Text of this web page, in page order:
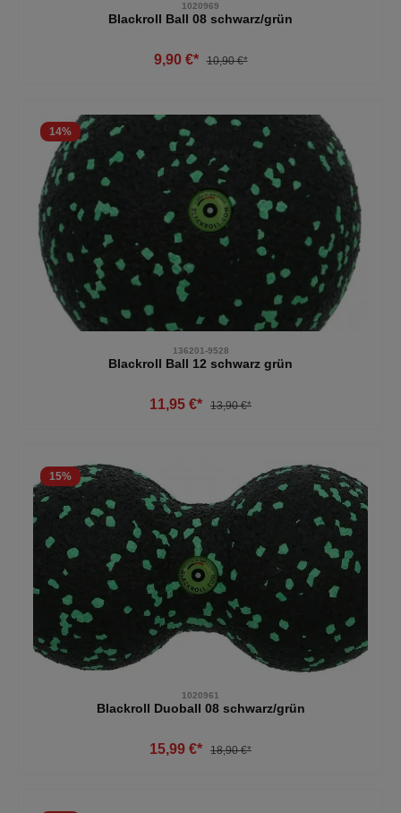
1020969
Blackroll Ball 08 schwarz/grün
9,90 €* 10,90 €*
14%
136201-9528
Blackroll Ball 12 schwarz grün
11,95 €* 13,90 €*
15%
1020961
Blackroll Duoball 08 schwarz/grün
15,99 €* 18,90 €*